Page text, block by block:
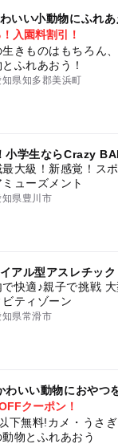
いい小動物にふれあ
入園料割引！
生きものはもちろん
ふれあおう！
知県知多郡美浜町
小学生ならCrazy
最大級！新感覚！ス
ューズメント
知県豊川市
アル型アスレチック
で快適♪親子で挑戦
ビティゾーン
知県常滑市
いい動物におやつ
クーポン！
下無料!カメ・うさ
動物とふれあおう